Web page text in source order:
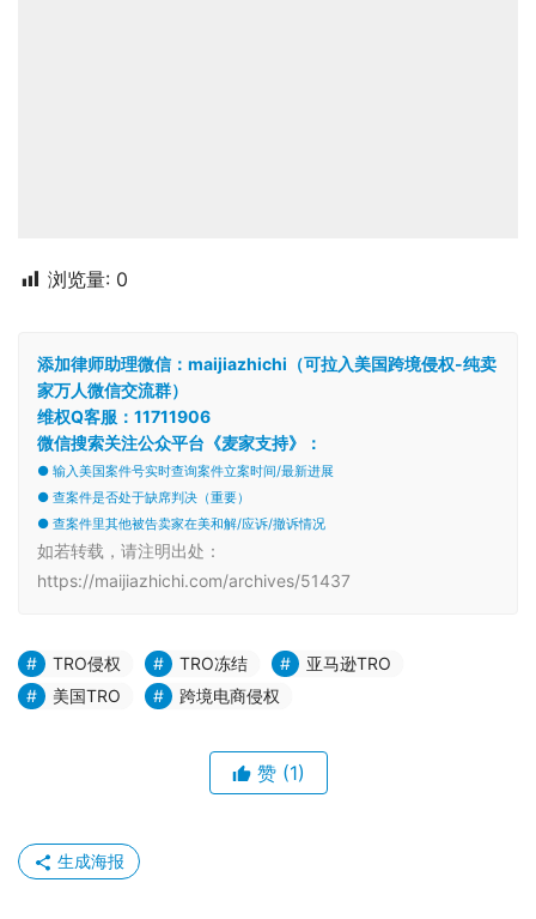
浏览量: 0
添加律师助理微信：maijiazhichi（可拉入美国跨境侵权-纯卖
家万人微信交流群）
维权Q客服：11711906
微信搜索关注公众平台《麦家支持》：
● 输入美国案件号实时查询案件立案时间/最新进展
● 查案件是否处于缺席判决（重要）
● 查案件里其他被告卖家在美和解/应诉/撤诉情况
如若转载，请注明出处：
https://maijiazhichi.com/archives/51437
TRO侵权 TRO冻结
亚马逊TRO
美国TRO
跨境电商侵权
赞 (1)
生成海报